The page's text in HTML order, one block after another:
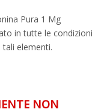
Pura 1 Mg
in tutte le condizioni
elementi.
NON